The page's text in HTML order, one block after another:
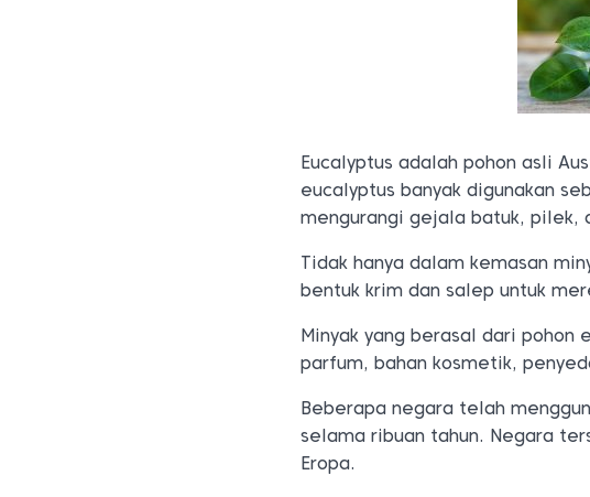
Eucalyptus adalah pohon asli
eucalyptus banyak digunakan
mengurangi gejala batuk, pilek,
Tidak hanya dalam kemasan
bentuk krim dan salep untuk
Minyak yang berasal dari pohon
parfum, bahan kosmetik,
Beberapa negara telah
selama ribuan tahun. Negara
Eropa.